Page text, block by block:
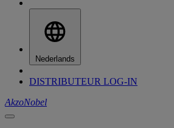
Nederlands
DISTRIBUTEUR LOG-IN
AkzoNobel